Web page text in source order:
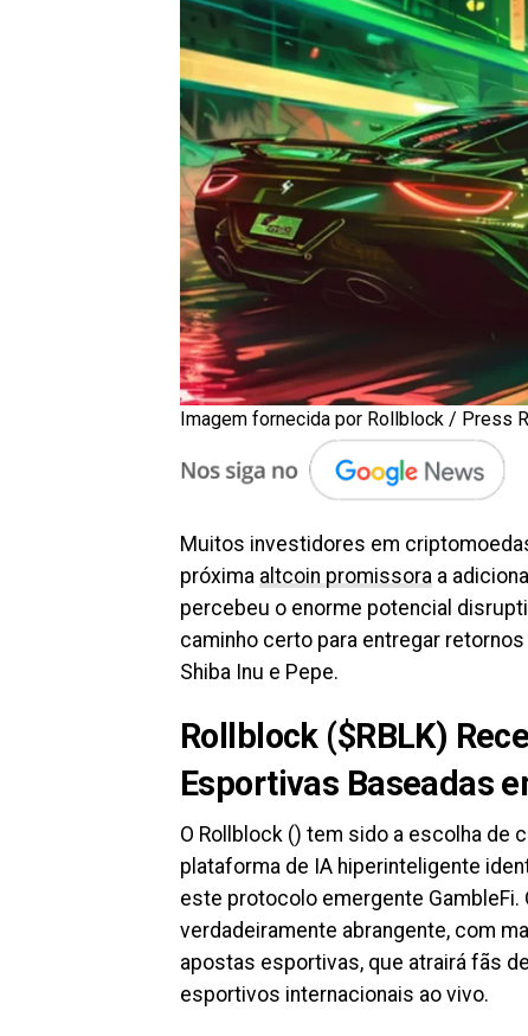
Imagem fornecida por Rollblock / Press
Muitos investidores em
próxima altcoin promissora a
percebeu o enorme potencial
caminho certo para entregar
Shiba Inu e Pepe.
Rollblock ($RBLK)
Esportivas Baseadas
O Rollblock () tem sido a escolha de
plataforma de IA hiperinteligente
este protocolo emergente
verdadeiramente abrangente, com
apostas esportivas, que atrairá fãs
esportivos internacionais ao vivo.